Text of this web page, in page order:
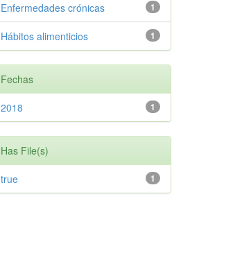
1
Enfermedades crónicas
1
Hábitos alimenticios
Fechas
1
2018
Has File(s)
1
true